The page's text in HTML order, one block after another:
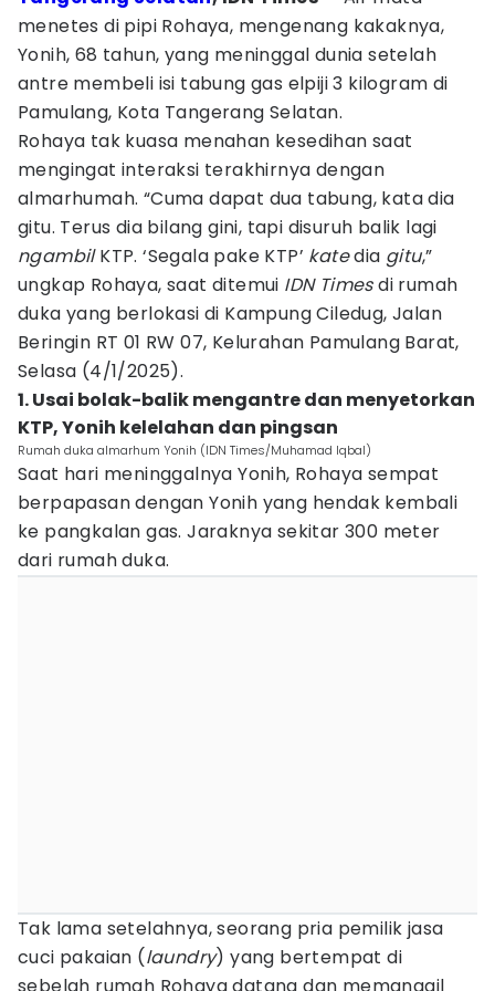
menetes di pipi Rohaya, mengenang kakaknya,
Yonih, 68 tahun, yang meninggal dunia setelah
antre membeli isi tabung gas elpiji 3 kilogram di
Pamulang, Kota Tangerang Selatan.
Rohaya tak kuasa menahan kesedihan saat
mengingat interaksi terakhirnya dengan
almarhumah. “Cuma dapat dua tabung, kata dia
gitu. Terus dia bilang gini, tapi disuruh balik lagi
ngambilKTP. ‘Segala pake KTP’ katedia gitu,”
ungkap Rohaya, saat ditemui IDN Timesdi rumah
duka yang berlokasi di Kampung Ciledug, Jalan
Beringin RT 01 RW 07, Kelurahan Pamulang Barat,
Selasa (4/1/2025).
1. Usai bolak-balik mengantre dan menyetorkan
KTP, Yonih kelelahan dan pingsan
Rumah duka almarhum Yonih (IDN Times/Muhamad Iqbal)
Saat hari meninggalnya Yonih, Rohaya sempat
berpapasan dengan Yonih yang hendak kembali
ke pangkalan gas. Jaraknya sekitar 300 meter
dari rumah duka.
Tak lama setelahnya, seorang pria pemilik jasa
cuci pakaian (laundry) yang bertempat di